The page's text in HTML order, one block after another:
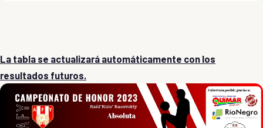
La tabla se actualizará automáticamente con los
resultados futuros.